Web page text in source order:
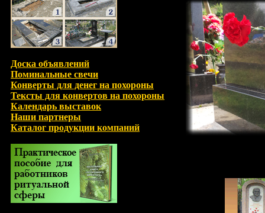
Доска объявлений
Поминальные свечи
Конверты для денег на похороны
Тексты для конвертов на похороны
Календарь выставок
Наши партнеры
Каталог продукции компаний